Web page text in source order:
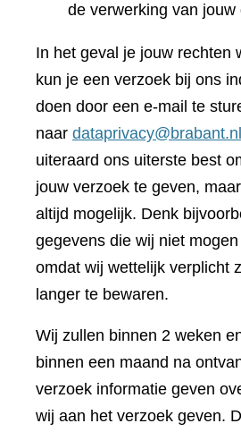
de verwerking van jouw
In het geval je jouw rechten
kun je een verzoek bij ons
doen door een e-mail te
naar dataprivacy@brabant.nl
uiteraard ons uiterste best
jouw verzoek te geven,
altijd mogelijk. Denk
gegevens die wij niet
omdat wij wettelijk verplicht
langer te bewaren.
Wij zullen binnen 2 weken
binnen een maand na
verzoek informatie geven
wij aan het verzoek geven.